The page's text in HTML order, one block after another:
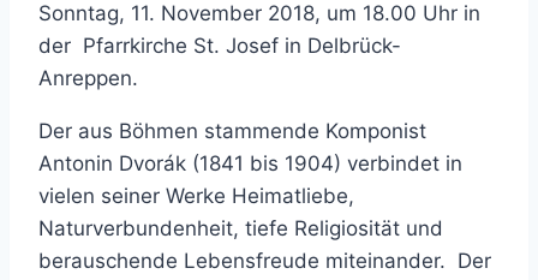
Sonntag, 11. November 2018, um 18.00 Uhr in
der Pfarrkirche St. Josef in Delbrück-
Anreppen.
Der aus Böhmen stammende Komponist
Antonin Dvorák (1841 bis 1904) verbindet in
vielen seiner Werke Heimatliebe,
Naturverbundenheit, tiefe Religiosität und
berauschende Lebensfreude miteinander. Der